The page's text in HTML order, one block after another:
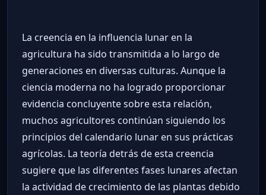
La creencia en la influencia lunar en la
agricultura ha sido transmitida a lo largo de
generaciones en diversas culturas. Aunque la
ciencia moderna no ha logrado proporcionar
evidencia concluyente sobre esta relación,
muchos agricultores continúan siguiendo los
principios del calendario lunar en sus prácticas
agrícolas. La teoría detrás de esta creencia
sugiere que las diferentes fases lunares afectan
la actividad de crecimiento de las plantas debido